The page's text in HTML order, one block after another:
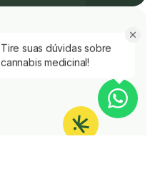
Tire suas dúvidas sobre
cannabis medicinal!